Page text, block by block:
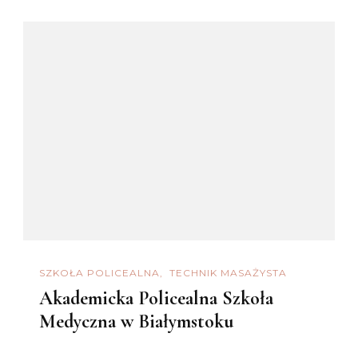
SZKOŁA POLICEALNA TECHNIK MASAŻYSTA
Akademicka Policealna Szkoła
Medyczna w Białymstoku